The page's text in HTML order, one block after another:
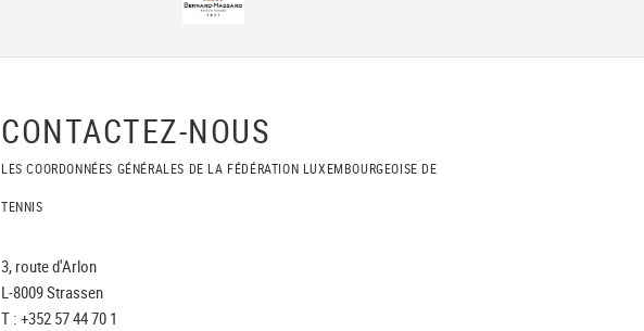
CONTACTEZ-NOUS
LES COORDONNÉES GÉNÉRALES DE LA FÉDÉRATION LUXEMBOURGEOISE DE
TENNIS
3, route d'Arlon
L-8009 Strassen
T : +352 57 44 70 1